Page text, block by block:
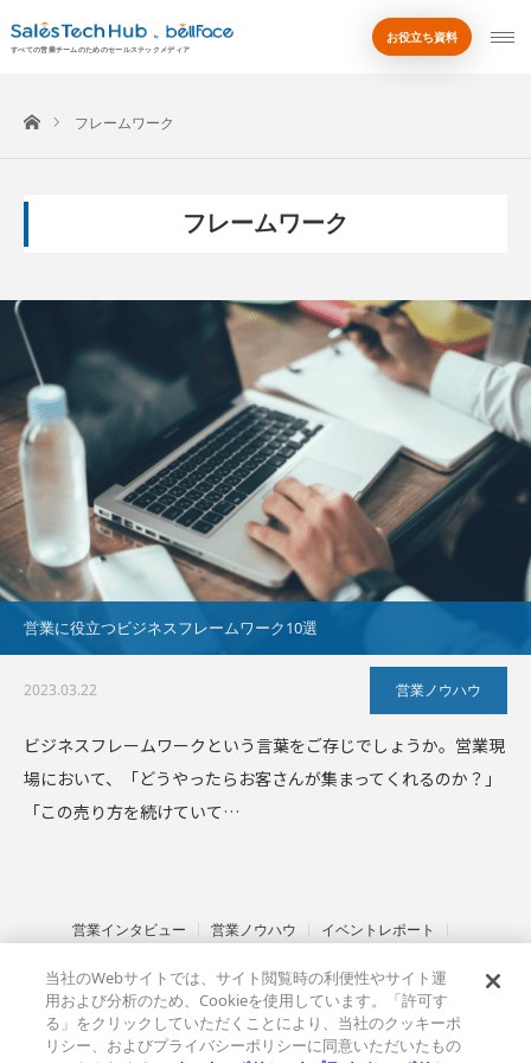
by
すべての営業チームのためのセールステックメディア
お役立ち資料
ホームフレームワーク
フレームワーク
営業に役立つビジネスフレームワーク10選
2023.03.22 営業ノウハウ
ビジネスフレームワークという言葉をご存じでしょうか。営業現
場において、「どうやったらお客さんが集まってくれるのか？」
「この売り方を続けていて…
営業インタビュー 営業ノウハウ
イベントレポート
その他
ベルフェイスとは
情報セキュリティ基本方針
プライバシーポリシー
クッキーポリシー
当社のWebサイトでは、サイト閲覧時の利便性やサイト運
用および分析のため、Cookieを使用しています。「許可す
る」をクリックしていただくことにより、当社のクッキーポ
リシー、およびプライバシーポリシーに同意いただいたもの